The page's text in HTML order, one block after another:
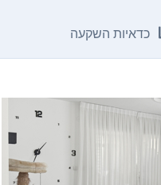
כדאיות השקעה